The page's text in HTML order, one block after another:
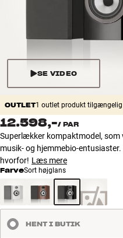
INSPIRATION
MÆRKER
TILBUD
Find Butik
Kundeservice
Kundeservice
Byg med Lyd
SE VIDEO
OUTLET1 outlet produkt tilgængelig
12.598,-/ PAR
Superlækker kompaktmodel,
musik- og hjemmebio-
hvorfor! Læs mere
FarveSort højglans
HENT I BUTIK